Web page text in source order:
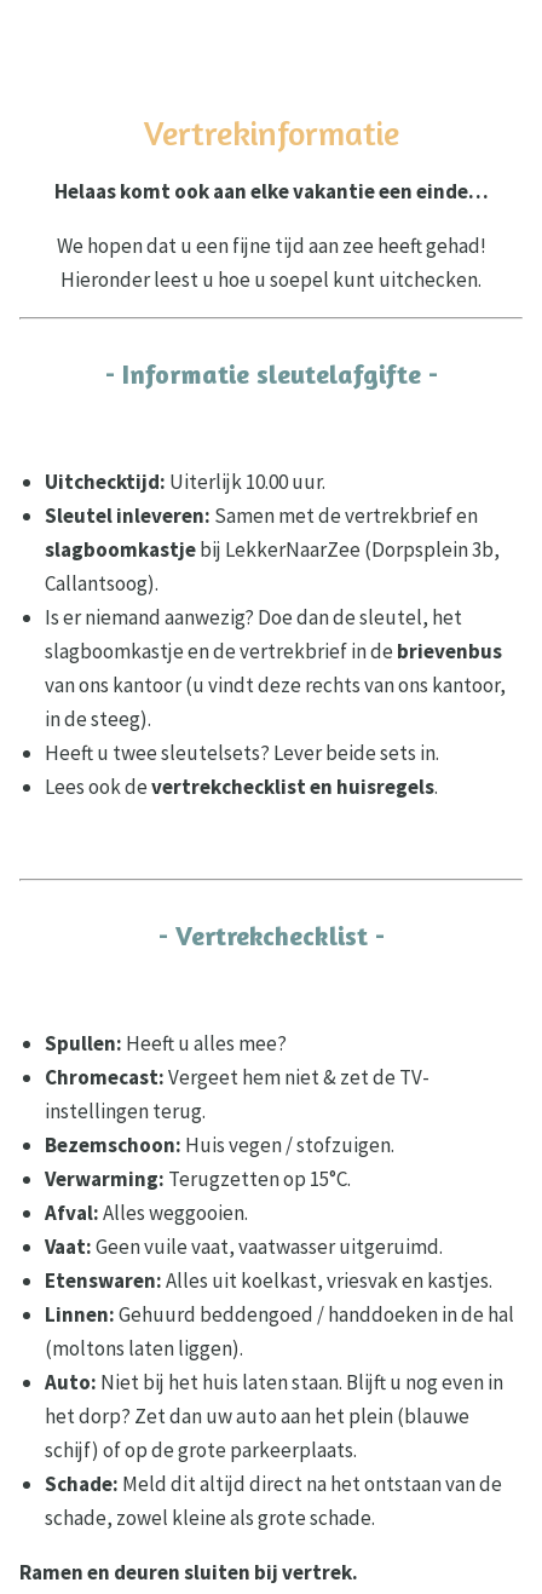
Vertrekinformatie
Helaas komt ook aan elke vakantie een einde…
We hopen dat u een fijne tijd aan zee heeft gehad!
Hieronder leest u hoe u soepel kunt uitchecken.
- Informatie sleutelafgifte -
Uitchecktijd: Uiterlijk 10.00 uur.
Sleutel inleveren: Samen met de vertrekbrief en
slagboomkastjebij LekkerNaarZee (Dorpsplein 3b,
Callantsoog).
Is er niemand aanwezig? Doe dan de sleutel, het
slagboomkastje en de vertrekbrief in de brievenbus
van ons kantoor (u vindt deze rechts van ons kantoor,
in de steeg).
Heeft u twee sleutelsets? Lever beide sets in.
Lees ook devertrekchecklist en huisregels.
- Vertrekchecklist -
Spullen: Heeft u alles mee?
Chromecast:Vergeet hem niet & zet de TV-
instellingen terug.
Bezemschoon: Huis vegen / stofzuigen.
Verwarming: Terugzetten op 15°C.
Afval:Alles weggooien.
Vaat:Geen vuile vaat, vaatwasser uitgeruimd.
Etenswaren:Alles uit koelkast, vriesvak en kastjes.
Linnen:Gehuurd beddengoed / handdoeken in de hal
(moltons laten liggen).
Auto: Niet bij het huis laten staan. Blijft u nog even in
het dorp? Zet dan uw auto aan het plein (blauwe
schijf) of op de grote parkeerplaats.
Schade: Meld dit altijd direct na het ontstaan van de
schade, zowel kleine als grote schade.
Ramen en deuren sluiten bij vertrek.